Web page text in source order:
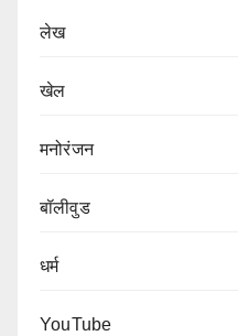
लेख
खेल
मनोरंजन
बॉलीवुड
धर्म
YouTube